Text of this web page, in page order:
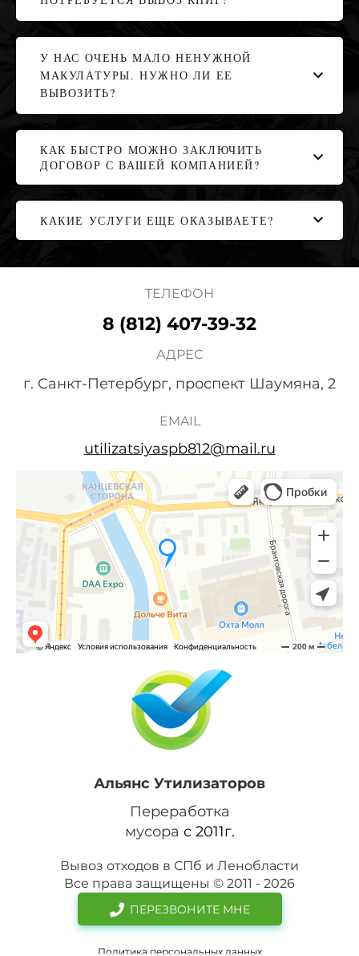
У НАС ОЧЕНЬ МАЛО НЕНУЖНОЙ
МАКУЛАТУРЫ. НУЖНО ЛИ ЕЕ
ВЫВОЗИТЬ?
КАК БЫСТРО МОЖНО ЗАКЛЮЧИТЬ
ДОГОВОР С ВАШЕЙ КОМПАНИЕЙ?
КАКИЕ УСЛУГИ ЕЩЕ ОКАЗЫВАЕТЕ?
ТЕЛЕФОН
8 (812) 407-39-32
АДРЕС
г. Санкт-Петербург, проспект Шаумяна, 2
EMAIL
utilizatsiyaspb812@mail.ru
Альянс Утилизаторов
Переработка
мусора с 2011г.
Вывоз отходов в СПб и Ленобласти
Все права защищены © 2011 - 2026
ПЕРЕЗВОНИТЕ МНЕ
Политика персональных данных